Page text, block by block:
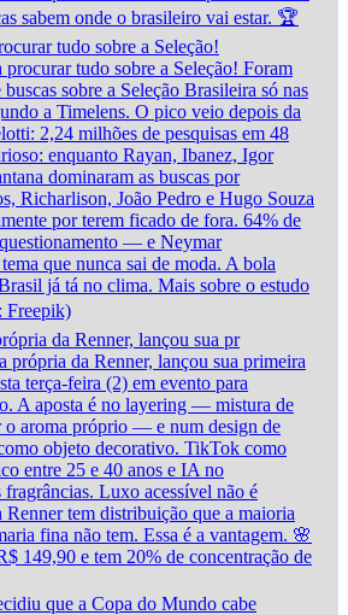
tudo sobre a Seleção!
da Renner, lançou sua pr
que a Copa do Mundo cabe